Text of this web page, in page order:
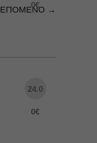
0€
ΕΠΟΜΕΝΟ →
24.0
0€